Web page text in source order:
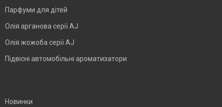
Парфуми для дітей
Олія арганова серії AJ
Олія жожоба серії AJ
Підвісні автомобільні ароматизатори
Новинки